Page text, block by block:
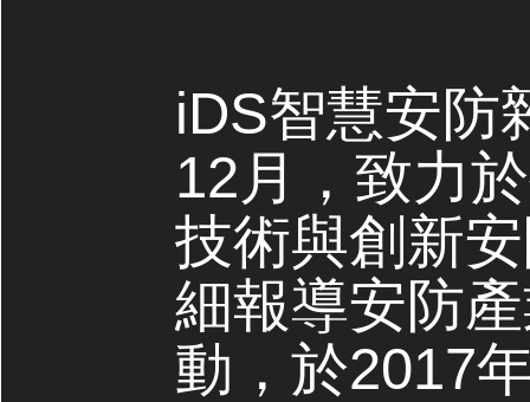
iDS智慧安防
12月，致力
技術與創新
細報導安防
動，於2017